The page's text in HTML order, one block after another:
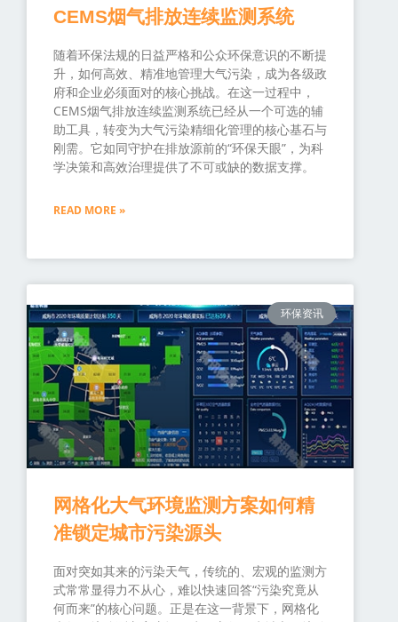
CEMS烟气排放连续监测系统
随着环保法规的日益严格和公众环保意识的不断提
升，如何高效、精准地管理大气污染，成为各级政
府和企业必须面对的核心挑战。在这一过程中，
CEMS烟气排放连续监测系统已经从一个可选的辅
助工具，转变为大气污染精细化管理的核心基石与
刚需。它如同守护在排放源前的“环保天眼”，为科
学决策和高效治理提供了不可或缺的数据支撑。
READ MORE »
环保资讯
网格化大气环境监测方案如何精
准锁定城市污染源头
面对突如其来的污染天气，传统的、宏观的监测方
式常常显得力不从心，难以快速回答“污染究竟从
何而来”的核心问题。正是在这一背景下，网格化